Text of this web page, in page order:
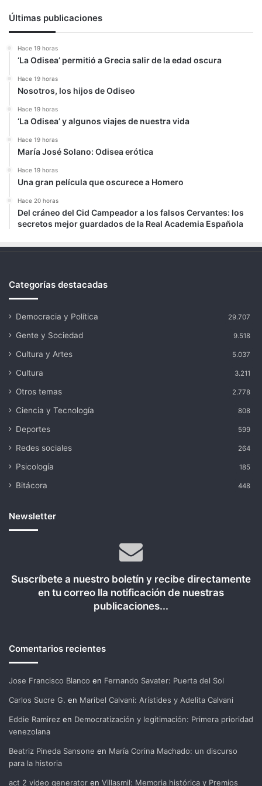
Últimas publicaciones
Hace 19 horas
‘La Odisea’ permitió a Grecia salir de la edad oscura
Hace 19 horas
Nosotros, los hijos de Odiseo
Hace 19 horas
‘La Odisea’ y algunos viajes de nuestra vida
Hace 19 horas
María José Solano: Odisea erótica
Hace 19 horas
Una gran película que oscurece a Homero
Hace 20 horas
Del cráneo del Cid Campeador a los falsos Cervantes: los
secretos mejor guardados de la Real Academia Española
Categorías destacadas
Democracia y Política 29.707
Gente y Sociedad 9.518
Cultura y Artes 5.037
Cultura 3.211
Otros temas 2.778
Ciencia y Tecnología 808
Deportes 599
Redes sociales 264
Psicología 185
Bitácora 448
Newsletter
Suscríbete a nuestro boletín y recibe directamente
en tu correo lla notificación de nuestras
publicaciones...
Comentarios recientes
Jose Francisco Blanco en Fernando Savater: Puerta del Sol
Carlos Sucre G. en Maribel Calvani: Arístides y Adelita Calvani
Eddie Ramirez en Democratización y legitimación: Primera prioridad
venezolana
Beatriz Pineda Sansone en María Corina Machado: un discurso
para la historia
act 2 video generator en Villasmil: Memoria histórica y Premios